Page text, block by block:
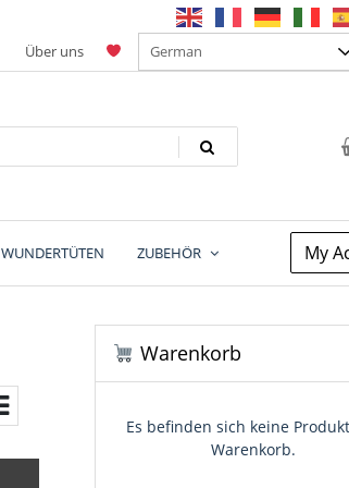
Über uns
WUNDERTÜTEN ZUBEHÖR My
Warenkorb
Es befinden sich keine
Warenkorb.